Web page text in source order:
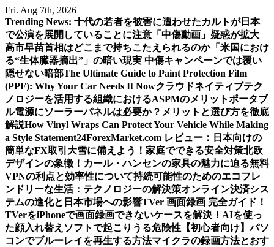
Skip
to
content
Fri. Aug 7th, 2026
Trending News: 十代の若者を被害に遭わせたカルトが日本
で公演を展開していることに注意 「中傷動画」疑惑が拡大
高市早苗首相はどこまで持ちこたえられるのか「米国におけ
る“生体臓器摘出”」の暗い現実 中傷キャンペーンでは覆い
隠せない暗部The Ultimate Guide to Paint Protection Film
(PPF): Why Your Car Needs It Nowクラウドネイティブテク
ノロジーを活用する組織におけるASPMのメリットポータブ
ル電源にソーラーパネルは必要か？メリットと選び方を徹底
解説How Vinyl Wraps Can Protect Your Vehicle While Making
a Style Statement24ForexMarket.com レビュー：日本向けの
簡単なFX取引 大雪に備えよう！家庭でできる安全対策北欧
デザインの象徴！カール・ハンセンの家具の魅力に迫る無料
VPNの利点と効率性について持続可能性のためのエコフレ
ンドリーな生活：テクノロジーの解決策オンライン決済シス
テムの進化と日本市場への影響TVer 画面録画 完全ガイド！
TVerをiPhoneで画面録画できないケースを解決！ AIを使っ
た顔入れ替えソフトで起こりうる危険性 【初心者向け】パソ
コンでブルーレイを再生する方法マイクラの録画方法とおす